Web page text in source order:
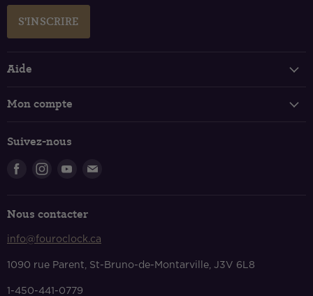
S'INSCRIRE
Aide
Politique de livraison
Politique de confidentialité
Nous contacter
À propos
Mon compte
Suivez-nous
Trouvez-
Facebook
Trouvez-
Instagram
Trouvez-
Youtube
Nous contacter
info@fouroclock.ca
1090 rue Parent, St-Bruno-de-Montarville, J3V 6L8
1-450-441-0779